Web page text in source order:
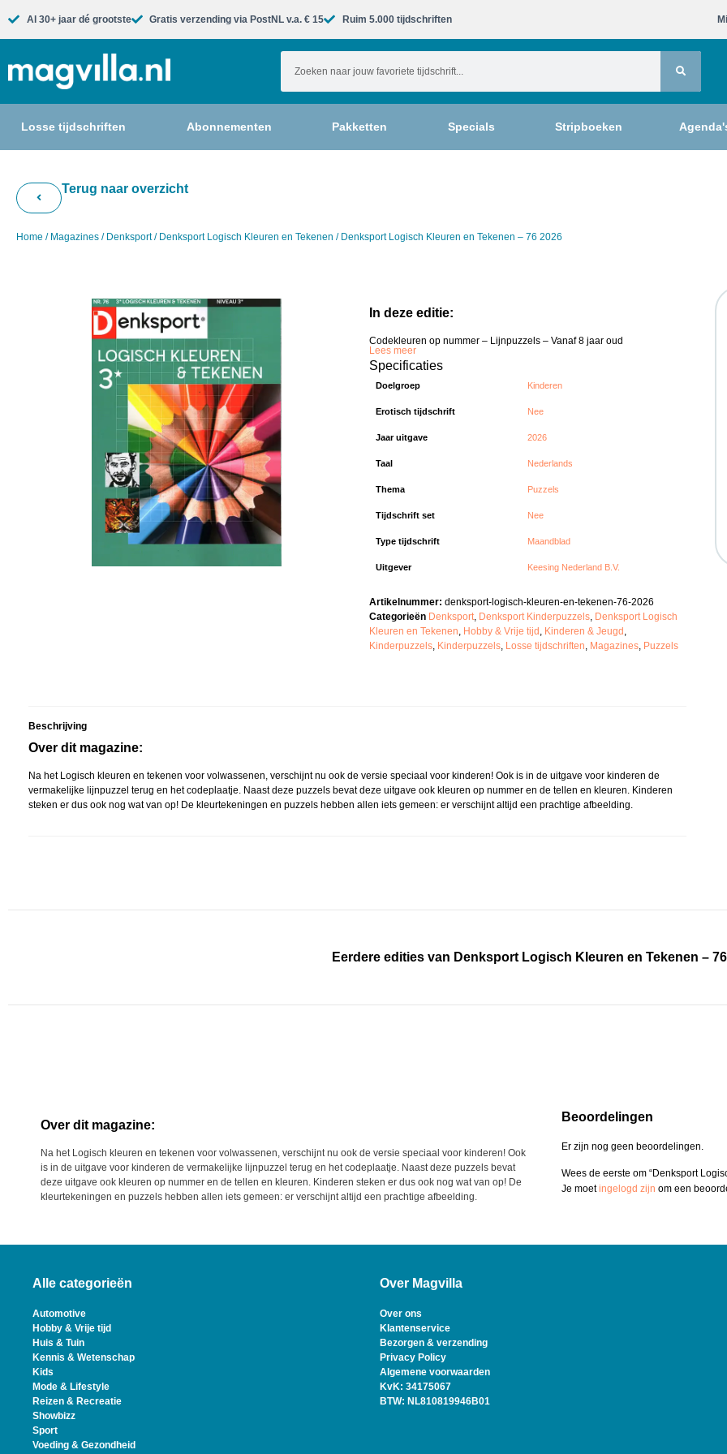
Al 30+ jaar dé grootste​ Gratis verzending via PostNL v.a. € 15 Ruim 5.000 tijdschriften​
Losse tijdschriften Abonnementen Pakketten Specials Stripboeken
Terug naar overzicht
Home / Magazines / Denksport/ Denksport Logisch Kleuren en Tekenen / Denksport Logisch Kleuren en Tekenen – 76 2026
In deze editie:
Codekleuren op nummer – Lijnpuzzels – Vanaf 8 jaar oud
Lees meer
Specificaties
Doelgroep Kinderen
Erotisch tijdschrift Nee
Jaar uitgave 2026
Taal Nederlands
Thema Puzzels
Tijdschrift set Nee
Type tijdschrift Maandblad
Uitgever Keesing Nederland B.V.
Artikelnummer:denksport-logisch-kleuren-en-tekenen-76-2026
Categorieën Denksport, Denksport Kinderpuzzels, Denksport Logisch
Kleuren en Tekenen, Hobby & Vrije tijd, Kinderen & Jeugd,
Kinderpuzzels, Kinderpuzzels, Losse tijdschriften, Magazines, Puzzels
Beschrijving
Over dit magazine:
Na het Logisch kleuren en tekenen voor volwassenen, verschijnt nu ook de versie speciaal voor kinderen! Ook is in de uitgave voor kinderen de
vermakelijke lijnpuzzel terug en het codeplaatje. Naast deze puzzels bevat deze uitgave ook kleuren op nummer en de tellen en kleuren. Kinderen
steken er dus ook nog wat van op! De kleurtekeningen en puzzels hebben allen iets gemeen: er verschijnt altijd een prachtige afbeelding.
Eerdere edities van Denksport Logisch Kleuren en Tekenen –
Over dit magazine:
Na het Logisch kleuren en tekenen voor volwassenen, verschijnt nu ook de versie speciaal voor kinderen! Ook
is in de uitgave voor kinderen de vermakelijke lijnpuzzel terug en het codeplaatje. Naast deze puzzels bevat
deze uitgave ook kleuren op nummer en de tellen en kleuren. Kinderen steken er dus ook nog wat van op! De
kleurtekeningen en puzzels hebben allen iets gemeen: er verschijnt altijd een prachtige afbeelding.
Beoordelingen
Er zijn nog geen beoordelingen.
Wees de eerste om “Denksport
Je moetingelogd zijn om een
Alle categorieën
Automotive
Hobby & Vrije tijd
Huis & Tuin
Kennis & Wetenschap
Kids
Mode & Lifestyle
Reizen & Recreatie
Showbizz
Sport
Voeding & Gezondheid
Over Magvilla
Over ons
Klantenservice
Bezorgen & verzending
Privacy Policy
Algemene voorwaarden
KvK: 34175067
BTW: NL810819946B01